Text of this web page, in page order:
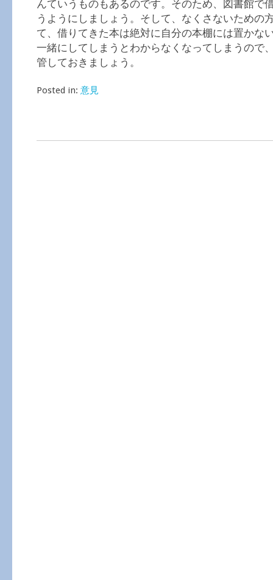
んていうものもあるのです。そのため、図書館で
うようにしましょう。そして、なくさないための
て、借りてきた本は絶対に自分の本棚には置かな
一緒にしてしまうとわからなくなってしまうので
管しておきましょう。
Posted in: 意見